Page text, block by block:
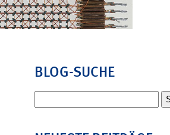
BLOG-SUCHE
nach: